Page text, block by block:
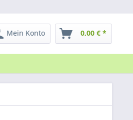
Mein Konto 0,00 € *